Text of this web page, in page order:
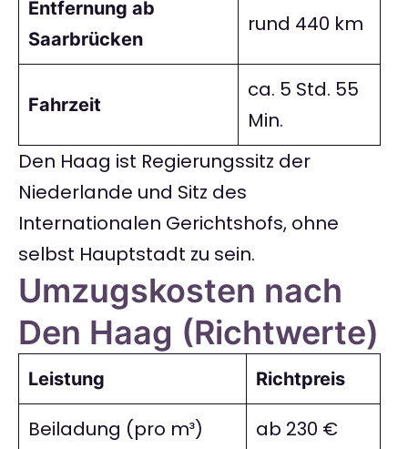
Entfernung ab
Saarbrücken
rund 440 km
Fahrzeit
ca. 5 Std. 55
Min.
Den Haag ist Regierungssitz der
Niederlande und Sitz des
Internationalen Gerichtshofs, ohne
selbst Hauptstadt zu sein.
Umzugskosten nach
Den Haag (Richtwerte)
Leistung Richtpreis
Beiladung (pro m³) ab 230 €